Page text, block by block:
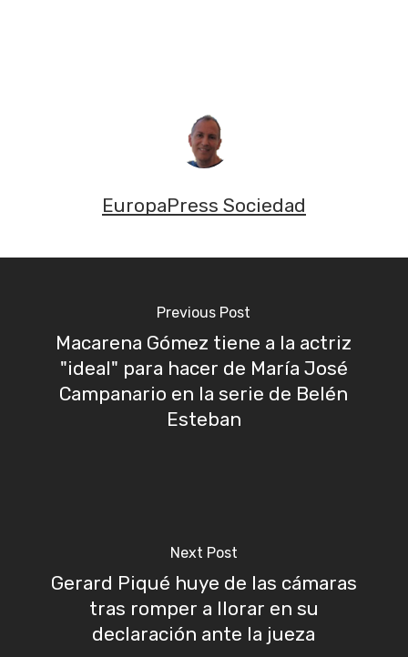
EuropaPress Sociedad
Previous Post
Macarena Gómez tiene a la actriz
"ideal" para hacer de María José
Campanario en la serie de Belén
Esteban
Next Post
Gerard Piqué huye de las cámaras
tras romper a llorar en su
declaración ante la jueza